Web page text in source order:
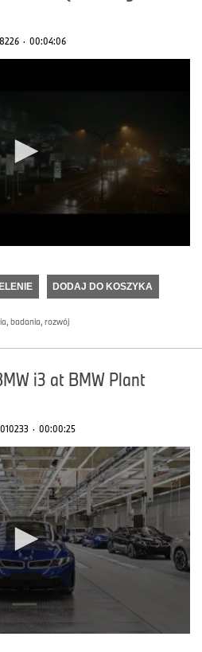
· 00:04:06
DODAJ DO KOSZYKA
badania, rozwój
i3 at BMW Plant
· 00:00:25